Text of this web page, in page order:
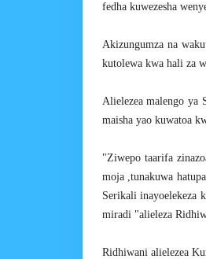
fedha kuwezesha
Akizungumza na
kutolewa kwa hali za
Alielezea malengo ya
maisha yao kuwatoa
"Ziwepo taarifa
moja ,tunakuwa
Serikali inayoelekeza
miradi "alieleza
Ridhiwani alielezea